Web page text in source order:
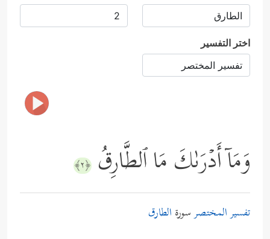
اختر التفسير
وَمَاۤ أَدۡرَىٰكَ مَا ٱلطَّارِقُ ﴿٢﴾
تفسير المختصرسورة الطارق